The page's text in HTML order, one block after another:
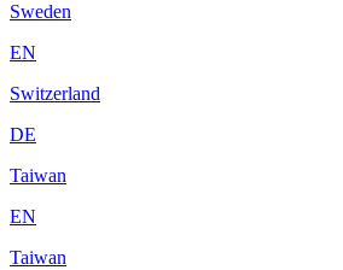
Sweden
EN
Switzerland
DE
Taiwan
EN
Taiwan